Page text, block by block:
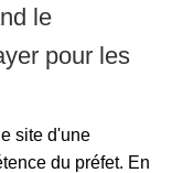
le
pour les
site d'une
du préfet. En